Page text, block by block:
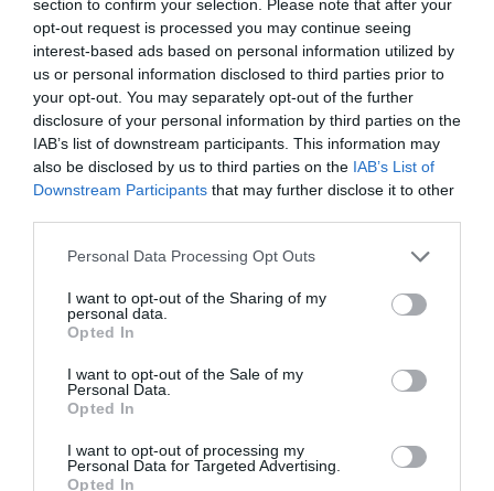
section to confirm your selection. Please note that after your
opt-out request is processed you may continue seeing
interest-based ads based on personal information utilized by
us or personal information disclosed to third parties prior to
your opt-out. You may separately opt-out of the further
disclosure of your personal information by third parties on the
IAB’s list of downstream participants. This information may
also be disclosed by us to third parties on the IAB’s List of
Downstream Participants that may further disclose it to other
Personal Data Processing Opt Outs
I want to opt-out of the Sharing of my
personal data.
Opted In
I want to opt-out of the Sale of my
Personal Data.
Opted In
I want to opt-out of processing my
Personal Data for Targeted Advertising.
Opted In
Índex2P
CF Fuenlabrada
millones . Entre sus ventajas competitivas, el hecho de
ser un club pequeño que accedía a la élite sin más
mochilas que las pérdidas en las que incurriera en
Segunda B para lograr el ascenso.
Añadir2Playbookcomo fuente preferida de Google
de forma gratuita
Mantente informado con las últimas noticias de actualidad.
ACTIVAR AHORA